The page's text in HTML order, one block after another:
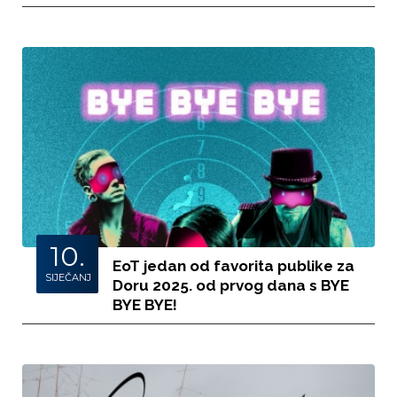
10.
SIJEČANJ
EoT jedan od favorita publike za
Doru 2025. od prvog dana s BYE
BYE BYE!